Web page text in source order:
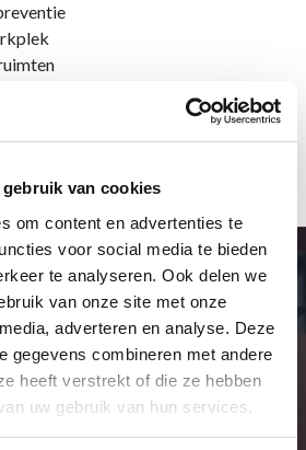
van cookies
om content en advertenties te
voor social media te bieden
te analyseren. Ook delen we
van onze site met onze
adverteren en analyse. Deze
gegevens combineren met andere
heeft verstrekt of die ze hebben
uw gebruik van hun services.
over deze of
opmerkingen contact met ons op!